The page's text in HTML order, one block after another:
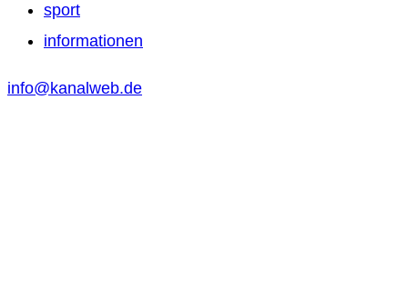
sport
informationen
info@kanalweb.de